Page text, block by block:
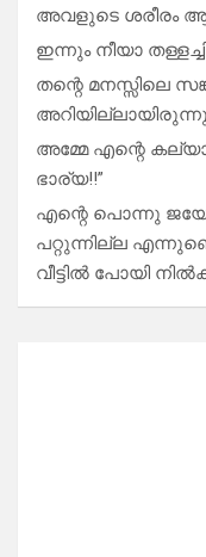
അവളുടെ ശരീരം
ഇന്നും നീയാ
തന്റെ മനസ്സിലെ
അറിയില്ലായിരുന്നു
അമ്മേ എന്റെ
ഭാര്യ!!”
എന്റെ പൊന്നു
പറ്റുന്നില്ല
വീട്ടിൽ പോയി